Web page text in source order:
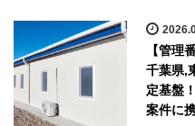
【管理
千葉県,
定基盤
案件に